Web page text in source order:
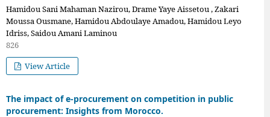
Hamidou Sani Mahaman Nazirou, Drame Yaye Aissetou , Zakari
Moussa Ousmane, Hamidou Abdoulaye Amadou, Hamidou Leyo
Idriss, Saidou Amani Laminou
826
View Article
The impact of e-procurement on competition in public
procurement: Insights from Morocco.